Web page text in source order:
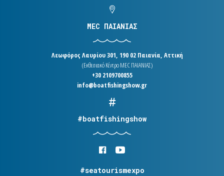
MEC ΠΑΙΑΝΙΑΣ
Λεωφόρος Λαυρίου 301, 190 02 Παιανία, Αττική
(Εκθεσιακό Κέντρο MEC ΠΑΙΑΝΙΑΣ)
+30 2109700855
info@boatfishingshow.gr
#boatfishingshow
#seatourismexpo